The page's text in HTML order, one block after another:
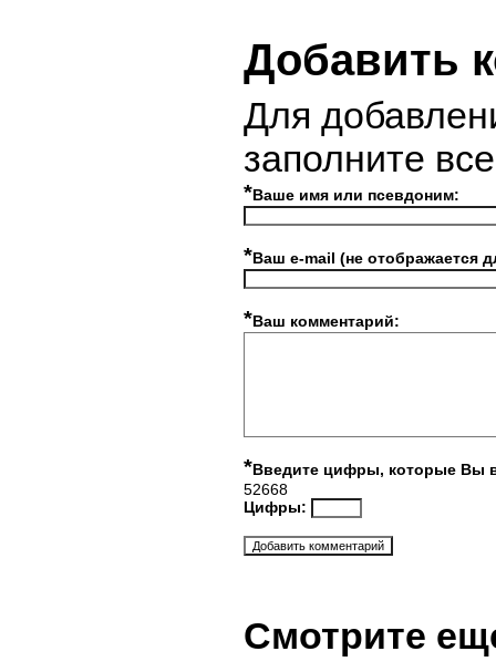
Добавить
Для
заполните
*Ваше имя или псевдоним:
*Ваш e-mail (не отображается
*Ваш комментарий:
*Введите цифры, которые Вы
52668
Цифры:
Смотрите